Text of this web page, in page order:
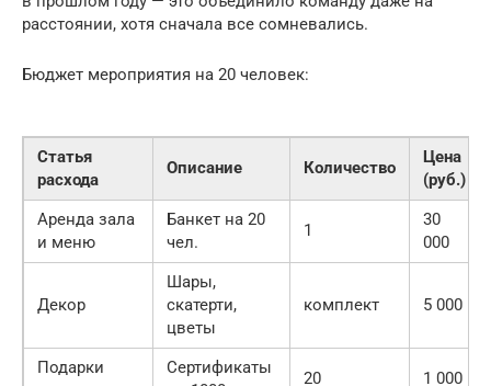
расстоянии, хотя сначала все сомневались.
Бюджет мероприятия на 20 человек:
Статья
расхода
Описание Количество
Цена
(руб.)
Аренда зала
и меню
Банкет на 20
чел.
1
30
000
Декор
Шары,
скатерти,
цветы
комплект 5 000
Подарки
Сертификаты
20 1 000